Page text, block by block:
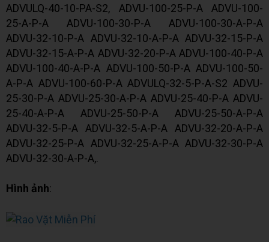
ADVULQ-40-10-PA-S2, ADVU-100-25-P-A ADVU-100-
25-A-P-A ADVU-100-30-P-A ADVU-100-30-A-P-A
ADVU-32-10-P-A ADVU-32-10-A-P-A ADVU-32-15-P-A
ADVU-32-15-A-P-A ADVU-32-20-P-A ADVU-100-40-P-A
ADVU-100-40-A-P-A ADVU-100-50-P-A ADVU-100-50-
A-P-A ADVU-100-60-P-A ADVULQ-32-5-P-A-S2 ADVU-
25-30-P-A ADVU-25-30-A-P-A ADVU-25-40-P-A ADVU-
25-40-A-P-A ADVU-25-50-P-A ADVU-25-50-A-P-A
ADVU-32-5-P-A ADVU-32-5-A-P-A ADVU-32-20-A-P-A
ADVU-32-25-P-A ADVU-32-25-A-P-A ADVU-32-30-P-A
ADVU-32-30-A-P-A,.
Hình ảnh: